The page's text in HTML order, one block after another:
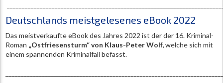
Deutschlands meistgelesenes eBook 2022
Das meistverkaufte eBook des Jahres 2022 ist der der 16. Kriminal-
Roman „Ostfriesensturm“ von Klaus-Peter Wolf,welche sich mit
einem spannenden Kriminalfall befasst.